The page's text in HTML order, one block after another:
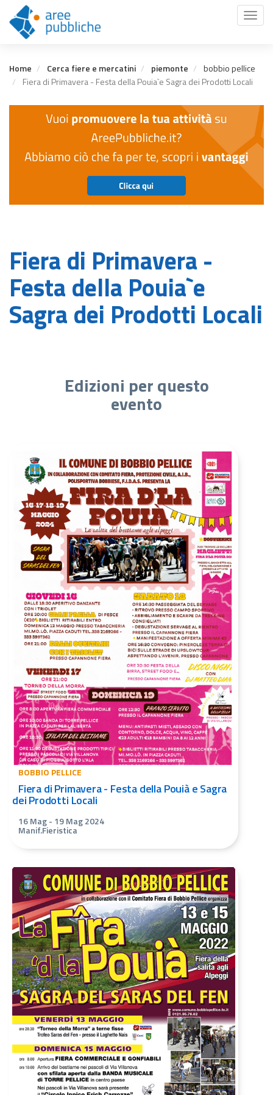
contenuto
principale
Toggle
Home Cerca fiere e mercatini piemonte
bobbio pellice
Fiera di Primavera - Festa della Pouia`e Sagra dei Prodotti Locali
Fiera di Primavera -
Festa della Pouia`e
Sagra dei Prodotti Locali
Edizioni per questo
evento
BOBBIO PELLICE
Fiera di Primavera - Festa della Pouià e Sagra
dei Prodotti Locali
16 Mag- 19 Mag 2024
Manif.Fieristica